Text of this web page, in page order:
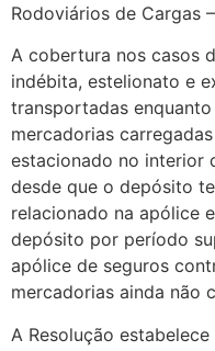
Rodoviários de Cargas
A cobertura nos casos
indébita, estelionato e
transportadas
mercadorias
estacionado no interior
desde que o depósito
relacionado na apólice
depósito por período
apólice de seguros
mercadorias ainda não
A Resolução